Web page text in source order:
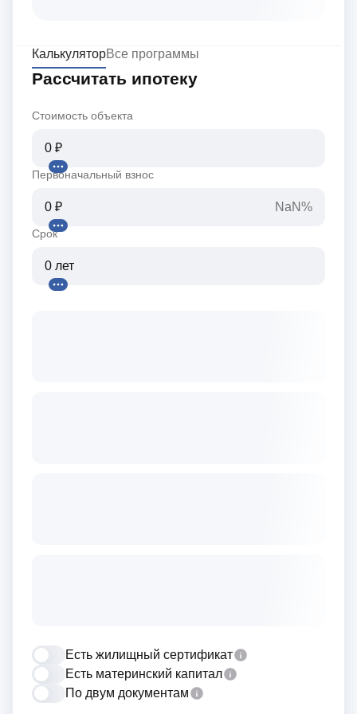
КалькуляторВсе программы
Рассчитать ипотеку
Стоимость объекта
Первоначальный взнос
NaN%
Срок
Есть жилищный сертификат
Есть материнский капитал
По двум документам